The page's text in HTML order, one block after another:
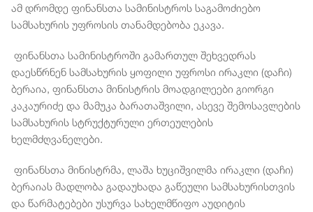
ამ დრომდე ფინანსთა სამინისტროს საგამოძიებო
სამსახურის უფროსის თანამდებობა ეკავა.
ფინანსთა სამინისტროში გამართულ შეხვედრას
დაესწრნენ სამსახურის ყოფილი უფროსი ირაკლი (დაჩი)
ბერაია, ფინანსთა მინისტრის მოადგილეები გიორგი
კაკაურიძე და მამუკა ბარათაშვილი, ასევე შემოსავლების
სამსახურის სტრუქტურული ერთეულების
ხელმძღვანელები.
ფინანსთა მინისტრმა, ლაშა ხუციშვილმა ირაკლი (დაჩი)
ბერაიას მადლობა გადაუხადა გაწეული სამსახურისთვის
და წარმატებები უსურვა სახელმწიფო აუდიტის